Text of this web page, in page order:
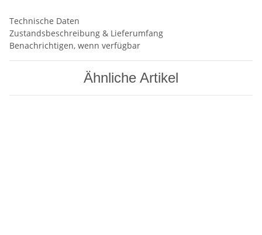
Technische Daten
Zustandsbeschreibung & Lieferumfang
Benachrichtigen, wenn verfügbar
Ähnliche Artikel